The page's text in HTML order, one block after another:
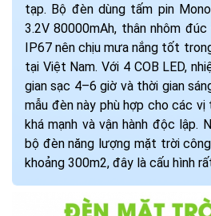
tạp. Bộ đèn dùng tấm pin
3.2V 80000mAh, thân nhôm
IP67 nên chịu mưa nắng tốt
tại Việt Nam. Với 4 COB LED,
gian sạc 4–6 giờ và thời gian
mẫu đèn này phù hợp cho các
khá mạnh và vận hành độc lập.
bộ đèn năng lượng mặt trời
khoảng 300m2, đây là cấu hình